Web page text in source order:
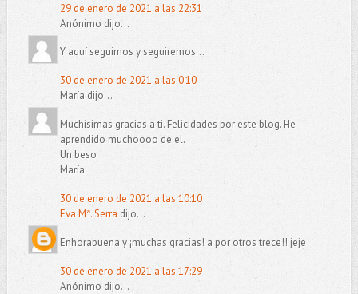
29 de enero de 2021 a las 22:31
Anónimo dijo...
Y aquí seguimos y seguiremos...
30 de enero de 2021 a las 0:10
María dijo...
Muchísimas gracias a ti. Felicidades por este blog. He
aprendido muchoooo de el.
Un beso
María
30 de enero de 2021 a las 10:10
Eva Mª. Serra dijo...
Enhorabuena y ¡muchas gracias! a por otros trece!! jeje
30 de enero de 2021 a las 17:29
Anónimo dijo...